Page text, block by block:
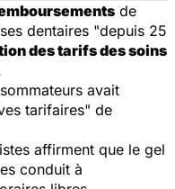
de
dentaires "depuis 25
des tarifs des soins
avait
tarifaires" de
affirment que le gel
conduit à